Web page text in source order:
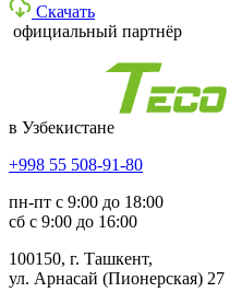
Скачать
официальный партнёр
в Узбекистане
+998 55 508-91-80
пн-пт с 9:00 до 18:00
сб с 9:00 до 16:00
100150, г. Ташкент,
ул. Арнасай (Пионерская) 27